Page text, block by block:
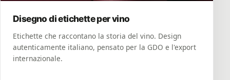
Disegno di etichette per vino
Etichette che raccontano la storia del vino. Design
autenticamente italiano, pensato per la GDO e l'export
internazionale.